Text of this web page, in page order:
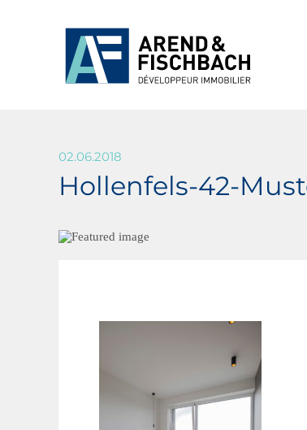
02.06.2018
Hollenfels-42-